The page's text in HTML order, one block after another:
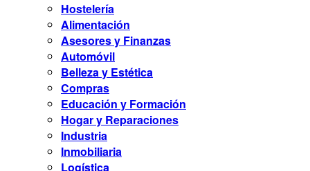
Hostelería
Alimentación
Asesores y Finanzas
Automóvil
Belleza y Estética
Compras
Educación y Formación
Hogar y Reparaciones
Industria
Inmobiliaria
Logística